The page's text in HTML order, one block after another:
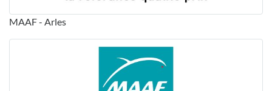
MAAF - Arles